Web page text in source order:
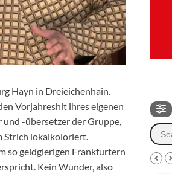
Hayn in Dreieichenhain.
Vorjahreshit ihres eigenen
und -übersetzer der Gruppe,
Strich lokalkoloriert.
so geldgierigen Frankfurtern
Kein Wunder, also